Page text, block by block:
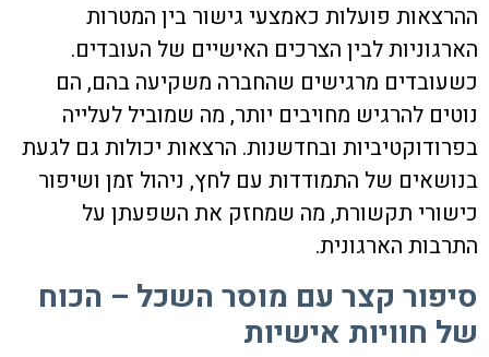
ההרצאות פועלות כאמצעי גישור בין המטרות
הארגוניות לבין הצרכים האישיים של העובדים.
כשעובדים מרגישים שהחברה משקיעה בהם, הם
נוטים להרגיש מחויבים יותר, מה שמוביל לעלייה
בפרודוקטיביות ובחדשנות. הרצאות יכולות גם לגעת
בנושאים של התמודדות עם לחץ, ניהול זמן ושיפור
כישורי תקשורת, מה שמחזק את השפעתן על
התרבות הארגונית.
סיפור קצר עם מוסר השכל – הכוח
של חוויות אישיות